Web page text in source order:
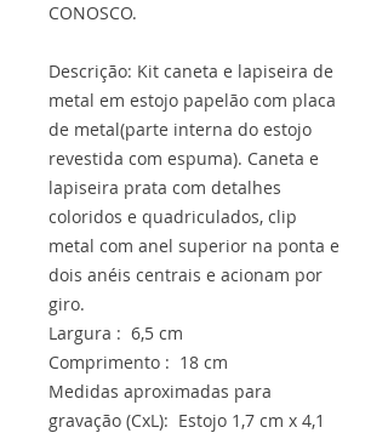
CONOSCO.
Descrição: Kit caneta e lapiseira de
metal em estojo papelão com placa
de metal(parte interna do estojo
revestida com espuma). Caneta e
lapiseira prata com detalhes
coloridos e quadriculados, clip
metal com anel superior na ponta e
dois anéis centrais e acionam por
giro.
Largura : 6,5 cm
Comprimento : 18 cm
Medidas aproximadas para
gravação (CxL): Estojo 1,7 cm x 4,1